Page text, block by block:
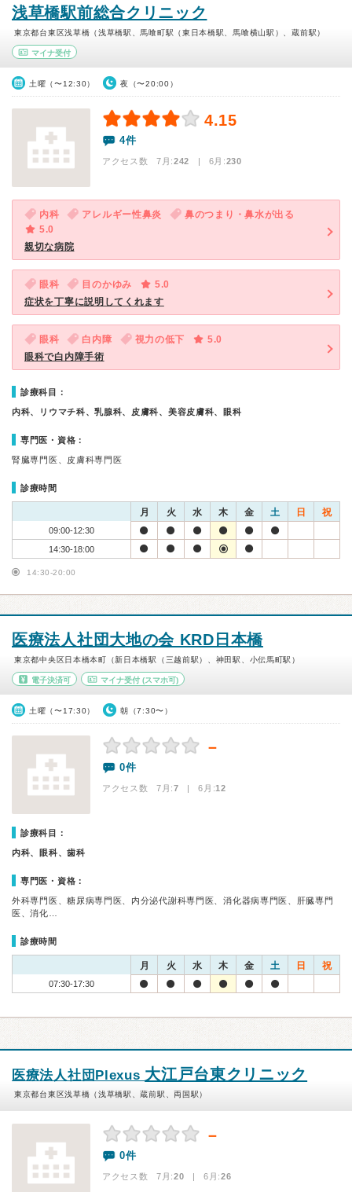
浅草橋駅前総合クリニック
東京都台東区浅草橋（浅草橋駅、馬喰町駅（東日本橋駅、馬喰横山駅）、蔵前駅）
マイナ受付
土曜（〜12:30） 夜（〜20:00）
4.15
4件
アクセス数 7月:242 | 6月:230
内科 アレルギー性鼻炎
鼻のつまり・鼻水が出る
5.0
親切な病院
眼科 目のかゆみ
5.0
症状を丁寧に説明してくれます
眼科 白内障 視力の低下
5.0
眼科で白内障手術
診療科目：
内科、リウマチ科、乳腺科、皮膚科、美容皮膚科、眼科
専門医・資格：
腎臓専門医、皮膚科専門医
診療時間
月 火 水 木 金 土 日 祝
09:00-12:30
14:30-18:00
14:30-20:00
医療法人社団大地の会 KRD日本橋
東京都中央区日本橋本町（新日本橋駅（三越前駅）、神田駅、小伝馬町駅）
電子決済可 マイナ受付(スマホ可)
土曜（〜17:30） 朝（7:30〜）
－
0件
アクセス数 7月:7 | 6月:12
診療科目：
内科、眼科、歯科
専門医・資格：
外科専門医、糖尿病専門医、内分泌代謝科専門医、消化器病専門医、肝臓専門
医、消化…
診療時間
月 火 水 木 金 土 日 祝
07:30-17:30
医療法人社団Plexus 大江戸台東クリニック
東京都台東区浅草橋（浅草橋駅、蔵前駅、両国駅）
－
0件
アクセス数 7月:20 | 6月:26